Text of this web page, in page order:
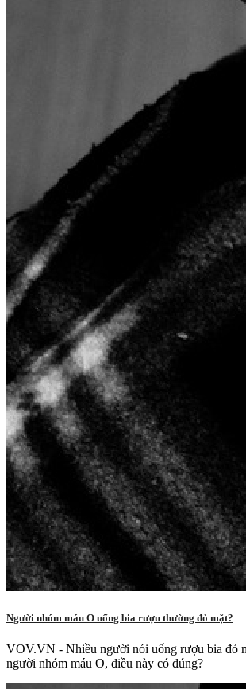
Người nhóm máu O uống bia rượu thường đỏ mặt?
VOV.VN - Nhiều người nói uống rượu bia đỏ
người nhóm máu O, điều này có đúng?